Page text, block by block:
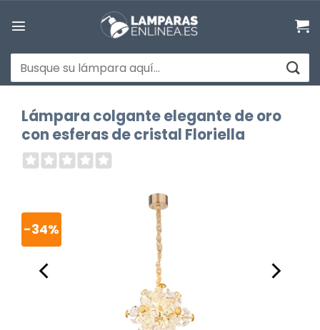
Buscar
por:
Lámpara colgante elegante de oro
con esferas de cristal Floriella
-34%